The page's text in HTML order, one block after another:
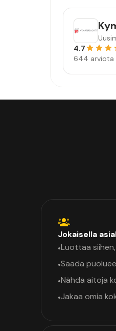
4.7
644 arviota
Jokaisella
•Luottaa
•Saada
•Nähdä aitoja
•Jakaa omia